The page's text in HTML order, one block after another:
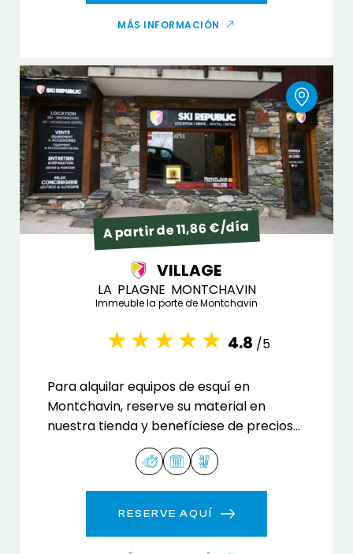
MÁS INFORMACIÓN
A partir de 11,86 €/día
VILLAGE
LA PLAGNE MONTCHAVIN
Immeuble la porte de Montchavin
4.8 /5
Para alquilar equipos de esquí en
Montchavin, reserve su material en
nuestra tienda y benefíciese de precios
atractivos para toda la familia.
RESERVE AQUÍ